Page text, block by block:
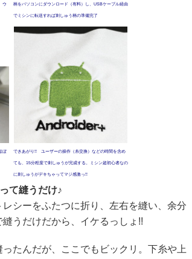
ウ 柄をパソコンにダウンロード（有料）し、USBケーブル経由
でミシンに転送すれば刺しゅう柄の準備完了
ぼ できあがり!! ユーザーの操作（糸交換）などの時間を含め
ても、15分程度で刺しゅうが完成する。ミシン超初心者なの
に刺しゅうがデキちゃってマジ感激っ!!
て縫うだけ♪
シーをふたつに折り、左右を縫い、余分
うだけだから、イケるっしょ!!
たんだが、ここでもビックリ。下糸や上